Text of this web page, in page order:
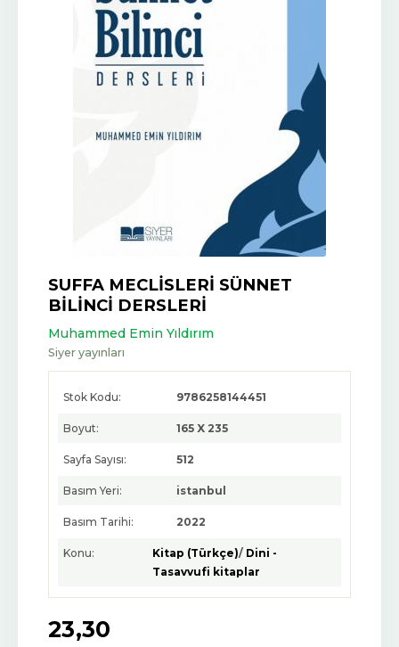
SUFFA MECLİSLERİ SÜNNET
BİLİNCİ DERSLERİ
Muhammed Emin Yıldırım
Siyer yayınları
Stok Kodu: 9786258144451
Boyut: 165 X 235
Sayfa Sayısı: 512
Basım Yeri: istanbul
Basım Tarihi: 2022
Konu: Kitap (Türkçe)/ Dini -
Tasavvufi kitaplar
23,30